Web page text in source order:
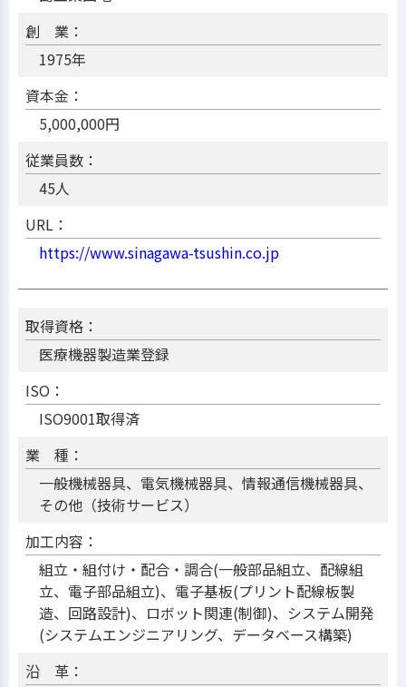
創 業：
1975年
資本金：
5,000,000円
従業員数：
45人
URL：
https://www.sinagawa-tsushin.co.jp
取得資格：
医療機器製造業登録
ISO：
ISO9001取得済
業 種：
一般機械器具、電気機械器具、情報通信機械器具、
その他（技術サービス）
加工内容：
組立・組付け・配合・調合(一般部品組立、配線組
立、電子部品組立)、電子基板(プリント配線板製
造、回路設計)、ロボット関連(制御)、システム開発
(システムエンジニアリング、データベース構築)
沿 革：